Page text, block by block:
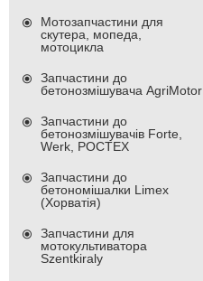
Мотозапчастини для
скутера, мопеда,
мотоцикла
Запчастини до
бетонозмішувача AgriMotor
Запчастини до
бетонозмішувачів Forte,
Werk, РОСТЕХ
Запчастини до
бетономішалки Limex
(Хорватія)
Запчастини для
мотокультиватора
Szentkiraly